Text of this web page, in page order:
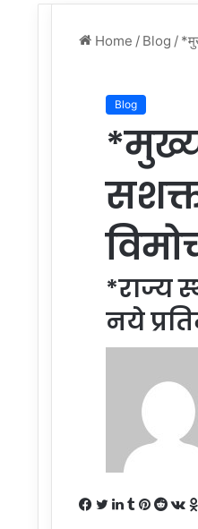
Home / Blog /
Blog
*राज्य
नये
Facebook
Twitter
LinkedIn
Tumblr